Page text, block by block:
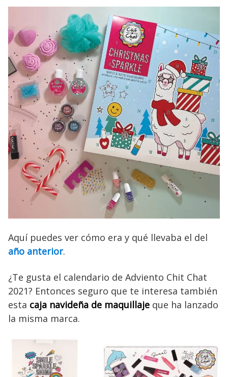
Aquí puedes ver cómo era y qué llevaba el del
año anterior.
¿Te gusta el calendario de Adviento Chit Chat
2021? Entonces seguro que te interesa también
esta caja navideña de maquillaje que ha lanzado
la misma marca.